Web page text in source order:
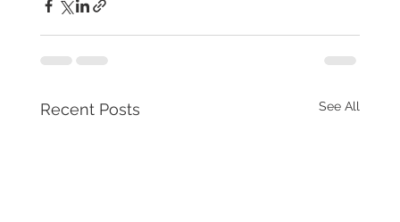
Recent Posts See All